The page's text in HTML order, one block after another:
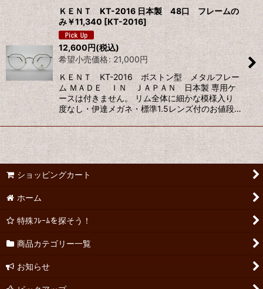
ＫＥＮＴ KT-2016 日本製 48口 フレームの
み￥11,340 [KT-2016]
12,600円(税込)
希望小売価格: 21,000円
ＫＥＮＴ KT-2016 ボストン型 メタルフレー
ム ＭＡＤＥ ＩＮ ＪＡＰＡＮ 日本製 専用ケ
ースは付きません。 リム全体に細かな模様入り
度なし・伊達メガネ・標準1.5レンズ付のお値段…
ショッピングカート
ホーム
特殊ﾌﾚｰﾑを探そう！
商品カテゴリー一覧
お知らせ